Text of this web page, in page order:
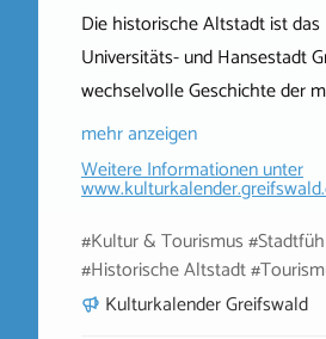
Die historische Altstadt ist
Universitäts- und Hansestadt
wechselvolle Geschichte der
mehr anzeigen
Weitere Informationen unter
#Kultur & Tourismus
#Historische Altstadt
Kulturkalender Greifswald